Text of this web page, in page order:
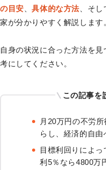
の目安 、具体的な方法 、そし
家が分かりやすく解説します
自身の状況に合った方法を
考にしてください。
この記事を
月20万円の不労
らし、経済的自由
目標利回りによ
利5％なら4800万